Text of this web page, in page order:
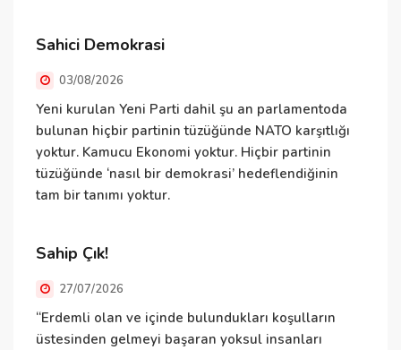
Sahici Demokrasi
03/08/2026
Yeni kurulan Yeni Parti dahil şu an parlamentoda
bulunan hiçbir partinin tüzüğünde NATO karşıtlığı
yoktur. Kamucu Ekonomi yoktur. Hiçbir partinin
tüzüğünde ‘nasıl bir demokrasi’ hedeflendiğinin
tam bir tanımı yoktur.
Sahip Çık!
27/07/2026
“Erdemli olan ve içinde bulundukları koşulların
üstesinden gelmeyi başaran yoksul insanları